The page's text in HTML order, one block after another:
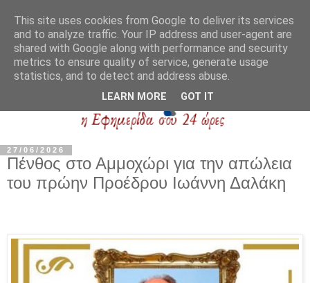
27/06/2026
Πένθος στο Αμμοχώρι για την απώλεια
του πρώην Προέδρου Ιωάννη Δαλάκη
This site uses cookies from Google to deliver its services
and to analyze traffic. Your IP address and user-agent are
shared with Google along with performance and security
metrics to ensure quality of service, generate usage
statistics, and to detect and address abuse.
LEARN MORE GOT IT